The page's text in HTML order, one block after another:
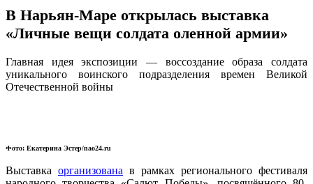
В Нарьян-Маре открылась выставка
«Личные вещи солдата оленной армии»
Главная идея экспозиции — воссоздание образа солдата
уникального воинского подразделения времен Великой
Отечественной войны
Фото: Екатерина Эстер/nao24.ru
Выставка организована в рамках регионального фестиваля